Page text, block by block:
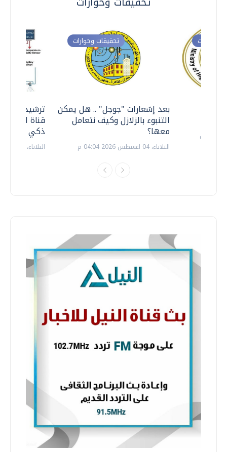
ترشيدا
قناة
ذكي
الثلاثاء، 14 يوليو 2026 06:11 م
تحقيقات وحوارات
بعد إشعارات "جوجل" .. هل يمكن
التنبوء بالزلازل وكيف نتعامل
معها؟
الثلاثاء، 04 اغسطس 2026 04:04 م
وحوارات